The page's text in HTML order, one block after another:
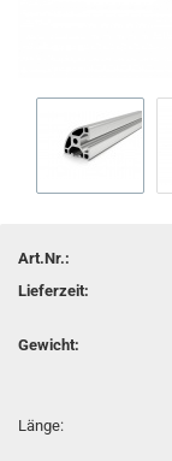
Art.Nr.:
Lieferzeit:
Gewicht:
Länge: